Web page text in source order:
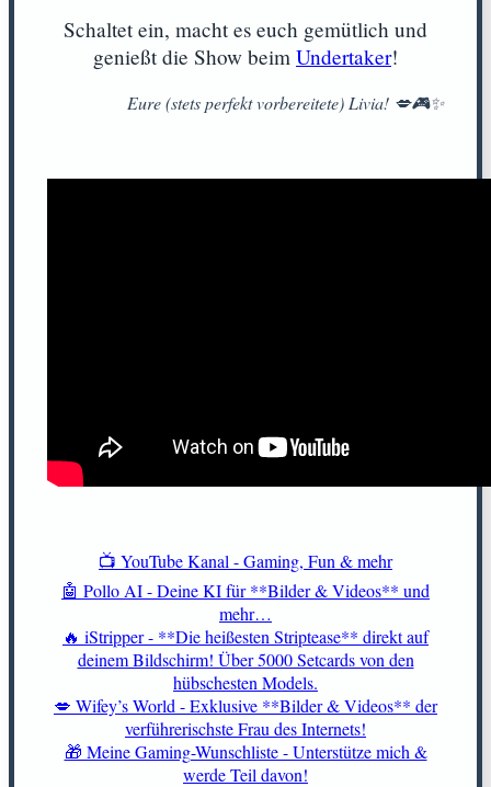
Schaltet ein, macht es euch gemütlich und
genießt die Show beim Undertaker!
Eure (stets perfekt vorbereitete) Livia! 💋🎮✨
📺 YouTube Kanal - Gaming, Fun & mehr
🤖 Pollo AI - Deine KI für **Bilder & Videos** und
mehr…
🔥 iStripper - **Die heißesten Striptease** direkt auf
deinem Bildschirm! Über 5000 Setcards von den
hübschesten Models.
💋 Wifey’s World - Exklusive **Bilder & Videos** der
verführerischste Frau des Internets!
🎁 Meine Gaming-Wunschliste - Unterstütze mich &
werde Teil davon!